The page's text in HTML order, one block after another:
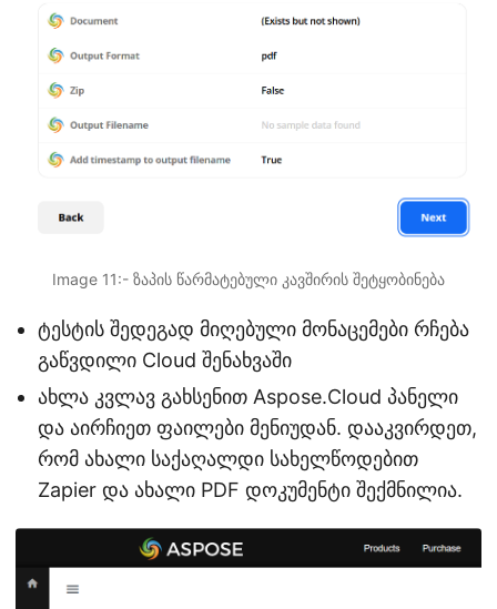
Image 11:- ზაპის წარმატებული კავშირის შეტყობინება
ტესტის შედეგად მიღებული მონაცემები რჩება
გაწვდილი Cloud შენახვაში
ახლა კვლავ გახსენით Aspose.Cloud პანელი
და აირჩიეთ ფაილები მენიუდან. დააკვირდეთ,
რომ ახალი საქაღალდი სახელწოდებით
Zapier და ახალი PDF დოკუმენტი შექმნილია.